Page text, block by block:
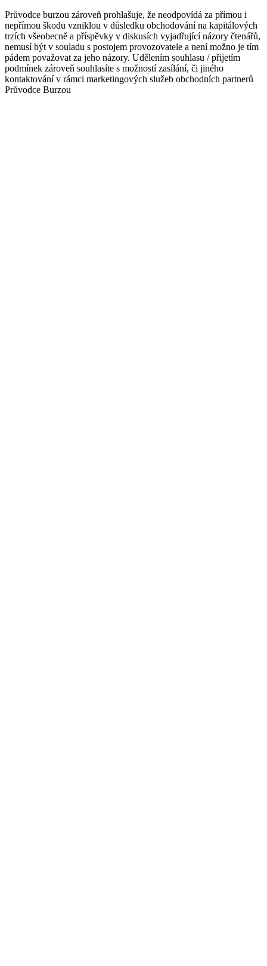
Průvodce burzou zároveň prohlašuje, že neodpovídá za přímou i
nepřímou škodu vzniklou v důsledku obchodování na kapitálových
trzích všeobecně a příspěvky v diskusích vyjadřující názory čtenářů,
nemusí být v souladu s postojem provozovatele a není možno je tím
pádem považovat za jeho názory. Udělením souhlasu / přijetím
podmínek zároveň souhlasíte s možností zasílání, či jiného
kontaktování v rámci marketingových služeb obchodních partnerů
Průvodce Burzou